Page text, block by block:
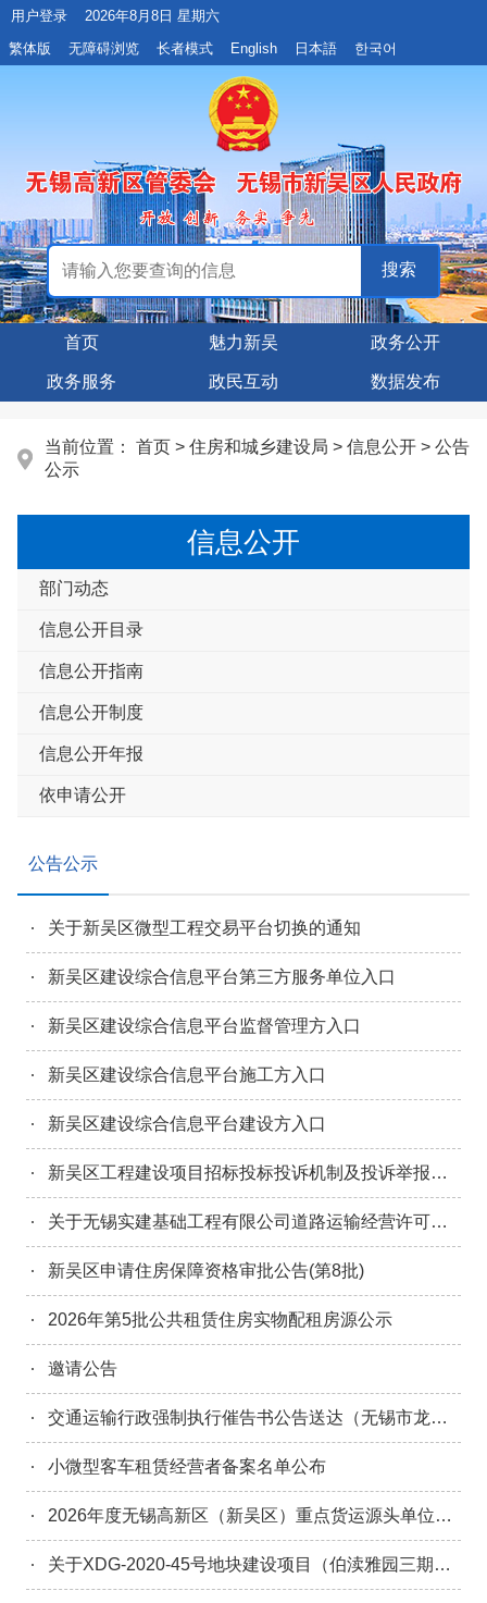
用户登录
2026年8月8日 星期六
繁体版
无障碍浏览 长者模式 English 日本語 한국어
首页 魅力新吴 政务公开
政务服务 政民互动 数据发布
当前位置： 首页 > 住房和城乡建设局 > 信息公开 > 公告
公示
信息公开
部门动态
信息公开目录
信息公开指南
信息公开制度
信息公开年报
依申请公开
公告公示
关于新吴区微型工程交易平台切换的通知
新吴区建设综合信息平台第三方服务单位入口
新吴区建设综合信息平台监督管理方入口
新吴区建设综合信息平台施工方入口
新吴区建设综合信息平台建设方入口
新吴区工程建设项目招标投标投诉机制及投诉举报联系方式
关于无锡实建基础工程有限公司道路运输经营许可延续的催告
新吴区申请住房保障资格审批公告(第8批)
2026年第5批公共租赁住房实物配租房源公示
邀请公告
交通运输行政强制执行催告书公告送达（无锡市龙豪建设工程有限公司）
小微型客车租赁经营者备案名单公布
2026年度无锡高新区（新吴区）重点货运源头单位公示
关于XDG-2020-45号地块建设项目（伯渎雅园三期R-7#、R-8#房，P-1#变电房） 通过交付使用竣工验收的通知